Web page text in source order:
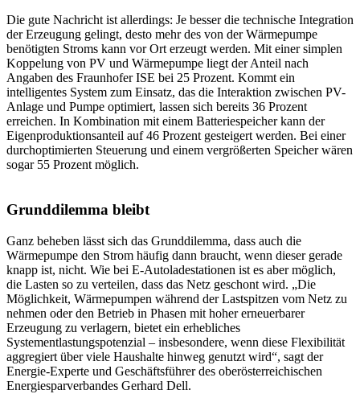
Die gute Nachricht ist allerdings: Je besser die technische Integration
der Erzeugung gelingt, desto mehr des von der Wärmepumpe
benötigten Stroms kann vor Ort erzeugt werden. Mit einer simplen
Koppelung von PV und Wärmepumpe liegt der Anteil nach
Angaben des Fraunhofer ISE bei 25 Prozent. Kommt ein
intelligentes System zum Einsatz, das die Interaktion zwischen PV-
Anlage und Pumpe optimiert, lassen sich bereits 36 Prozent
erreichen. In Kombination mit einem Batteriespeicher kann der
Eigenproduktionsanteil auf 46 Prozent gesteigert werden. Bei einer
durchoptimierten Steuerung und einem vergrößerten Speicher wären
sogar 55 Prozent möglich.
Grunddilemma bleibt
Ganz beheben lässt sich das Grunddilemma, dass auch die
Wärmepumpe den Strom häufig dann braucht, wenn dieser gerade
knapp ist, nicht. Wie bei E-Autoladestationen ist es aber möglich,
die Lasten so zu verteilen, dass das Netz geschont wird. „Die
Möglichkeit, Wärmepumpen während der Lastspitzen vom Netz zu
nehmen oder den Betrieb in Phasen mit hoher erneuerbarer
Erzeugung zu verlagern, bietet ein erhebliches
Systementlastungspotenzial – insbesondere, wenn diese Flexibilität
aggregiert über viele Haushalte hinweg genutzt wird“, sagt der
Energie-Experte und Geschäftsführer des oberösterreichischen
Energiesparverbandes Gerhard Dell.